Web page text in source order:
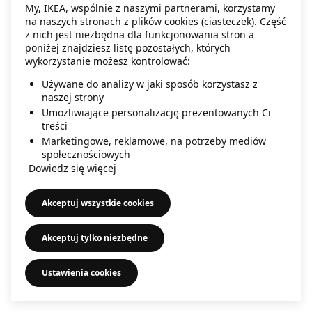
information).
My, IKEA, wspólnie z naszymi partnerami, korzystamy
na naszych stronach z plików cookies (ciasteczek). Część
z nich jest niezbędna dla funkcjonowania stron a
poniżej znajdziesz listę pozostałych, których
wykorzystanie możesz kontrolować:
Używane do analizy w jaki sposób korzystasz z
naszej strony
Umożliwiające personalizację prezentowanych Ci
treści
Marketingowe, reklamowe, na potrzeby mediów
społecznościowych
Dowiedz się więcej
Akceptuj wszystkie cookies
Akceptuj tylko niezbędne
Ustawienia cookies